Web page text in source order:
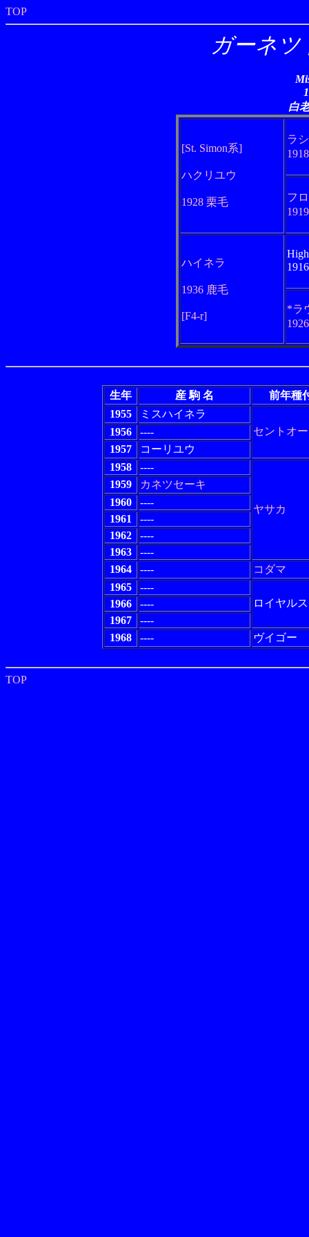
TOP
ガーネ
白
[St. Simon系]
ハクリユウ
1928 栗毛
ラ
フ
ハイネラ
1936 鹿毛
[F4-r]
*ラ
生年 産 駒 名
前年種
1955
ミスハイネラ
セントオー
1956
----
1957
コーリユウ
1958
----
ヤサカ
1959
カネツセーキ
1960
----
1961
----
1962
----
1963
----
1964
----
コダマ
1965
----
ロイヤル
1966
----
1967
----
1968
---- ヴイゴー
TOP